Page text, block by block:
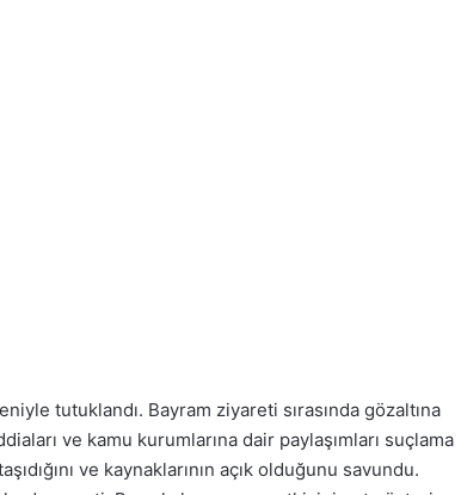
tutuklandı. Bayram ziyareti sırasında gözaltına
ve kamu kurumlarına dair paylaşımları suçlama
ve kaynaklarının açık olduğunu savundu.